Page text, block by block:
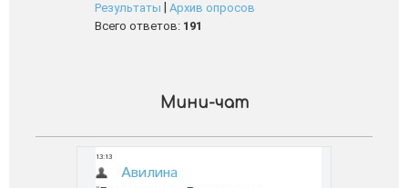
Результаты
Архив опросов
Всего ответов: 191
Мини-чат